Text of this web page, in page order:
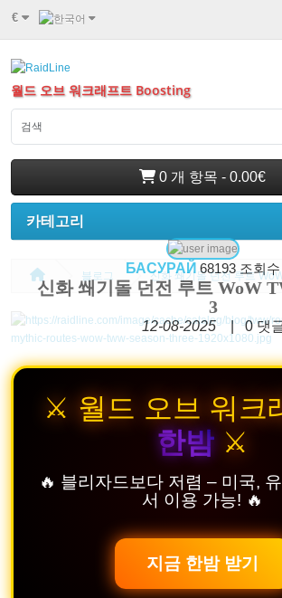
€
월드 오브 워크래프트 Boosting
0 개 항목 - 0.00€
카테고리
블로그 신화 쐐기돌 던전 루트
БАСУРАЙ 68193 조회수
신화 쐐기돌 던전 루트 WoW
3
12-08-2025 |0댓
⚔️ 월드 오브 워크
한밤 ⚔️
🔥 블리자드보다 저렴 – 미국,
서 이용 가능! 🔥
지금 한밤 받기